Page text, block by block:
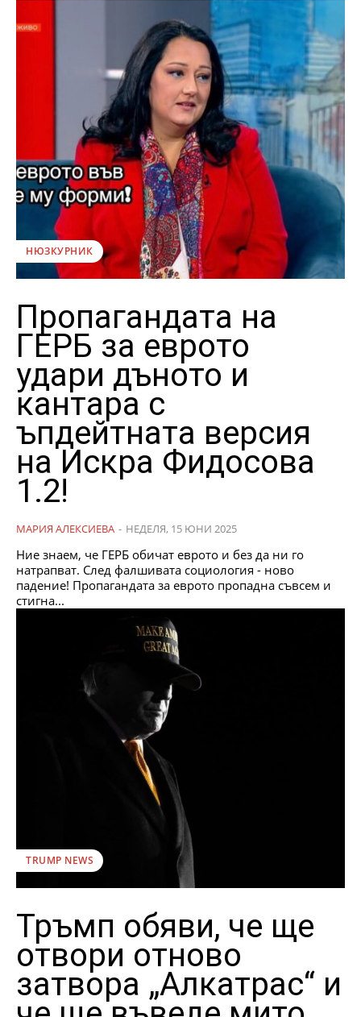
НЮЗКУРНИК
Пропагандата на
ГЕРБ за еврото
удари дъното и
кантара с
ъпдейтната версия
на Искра Фидосова
1.2!
МАРИЯ АЛЕКСИЕВА - НЕДЕЛЯ, 15 ЮНИ 2025
Ние знаем, че ГЕРБ обичат еврото и без да ни го
натрапват. След фалшивата социология - ново
падение! Пропагандата за еврото пропадна съвсем и
стигна...
TRUMP NEWS
Тръмп обяви, че ще
отвори отново
затвора „Алкатрас“ и